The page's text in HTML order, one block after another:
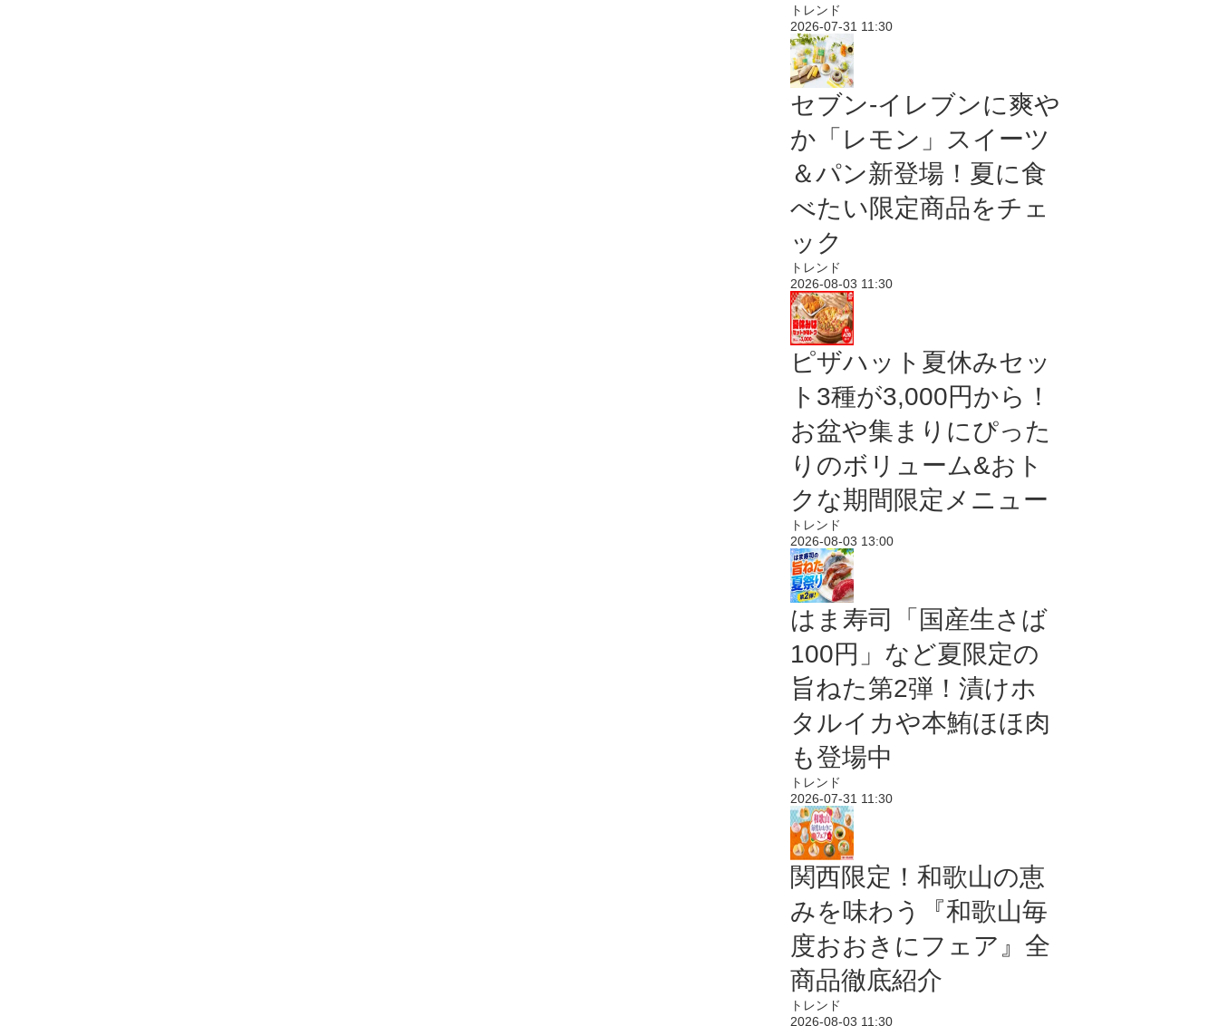
トレンド
2026-07-31 11:30
セブン‐イレブンに爽や
か「レモン」スイーツ
＆パン新登場！夏に食
べたい限定商品をチェ
ック
トレンド
2026-08-03 11:30
ピザハット夏休みセッ
ト3種が3,000円から！
お盆や集まりにぴった
りのボリューム&おト
クな期間限定メニュー
トレンド
2026-08-03 13:00
はま寿司「国産生さば
100円」など夏限定の
旨ねた第2弾！漬けホ
タルイカや本鮪ほほ肉
も登場中
トレンド
2026-07-31 11:30
関西限定！和歌山の恵
みを味わう『和歌山毎
度おおきにフェア』全
商品徹底紹介
トレンド
2026-08-03 11:30